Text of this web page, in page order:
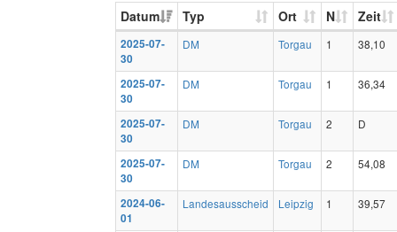
Datum Typ Ort N Zeit
2025-07-
30
DM Torgau 1 38,10
2025-07-
30
DM Torgau 1 36,34
2025-07-
30
DM Torgau 2 D
2025-07-
30
DM Torgau 2 54,08
2024-06-
01
Landesausscheid Leipzig 1 39,57